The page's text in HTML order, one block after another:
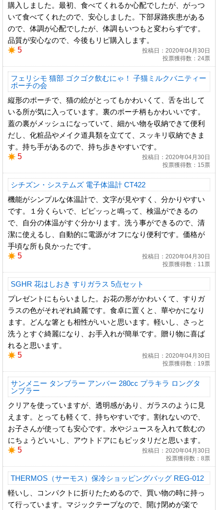
購入しました。最初、食べてくれるか心配でしたが、がっつ
いて食べてくれたので、安心しました。下部尿路疾患がある
ので、体調が心配でしたが、体調もいつもと変わらずです。
品質が安心なので、今後もリピ購入します。
5
投稿日：2020年04月30日
投票獲得数：24票
フェリシモ 猫部 ゴクゴク飲むにゃ！ 子猫ミルクバニティー
ポーチの会
縦形のポーチで、猫の絵がとってもかわいくて、舌を出して
いる所が気に入っています。裏のポーチ柄もかわいいです。
蓋の裏がメッシュになっていて、細かい物を収納できて便利
だし、化粧品やメイク道具類を立てて、スッキリ収納できま
す。持ち手があるので、持ち歩きやすいです。
5
投稿日：2020年04月30日
投票獲得数：15票
シチズン・システムズ 電子体温計 CT422
機能がシンプルな体温計で、文字が見やすく、分かりやすい
です。１分くらいで、ピピッっと鳴って、検温ができるの
で、自分の体温がすぐ分かります。洗う事ができるので、清
潔に使えるし、自動的に電源がオフになり便利です。価格が
手頃な所も良かったです。
5
投稿日：2020年04月30日
投票獲得数：11票
SGHR 花はしおき すりガラス 5点セット
プレゼントにもらいました。お花の形がかわいくて、すりガ
ラスの色がそれぞれ綺麗です。食卓に置くと、華やかになり
ます。どんな箸とも相性がいいと思います。軽いし、さっと
洗うとすぐ綺麗になり、お手入れが簡単です。贈り物に喜ば
れると思います。
5
投稿日：2020年04月30日
投票獲得数：19票
サンメニー タンブラー アンバー 280cc プラキラ ロングタ
ンブラー
クリアを使っていますが、透明感があり、ガラスのように見
えます。とっても軽くて、持ちやすいです。割れないので、
お子さんが使っても安心です。水やジュースを入れて飲むの
にちょうどいいし、アウトドアにもピッタリだと思います。
5
投稿日：2020年04月30日
投票獲得数：8票
THERMOS（サーモス）保冷ショッピングバッグ REG-012
軽いし、コンパクトに折りたためるので、買い物の時に持っ
て行っています。マジックテープなので、開け閉めが楽で